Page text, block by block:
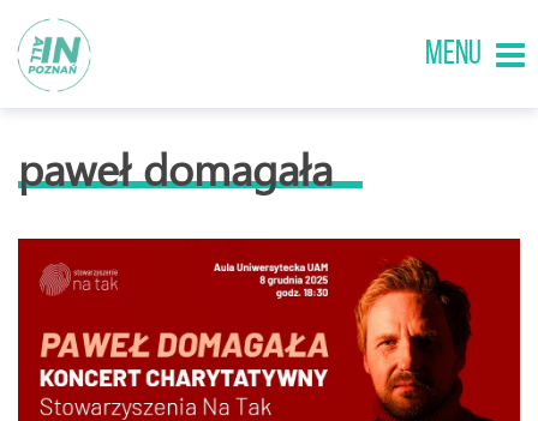
MENU
paweł domagała